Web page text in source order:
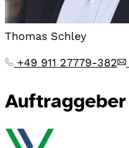
Thomas Schley
+49 911 27779-382
Auftraggeber